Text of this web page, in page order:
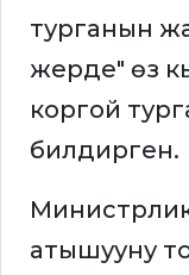
турганын
жерде" өз
коргой
билдирген.
атышууну